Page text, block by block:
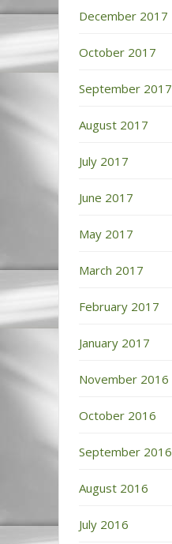
December 2017
October 2017
September 2017
August 2017
July 2017
June 2017
May 2017
March 2017
February 2017
January 2017
November 2016
October 2016
September 2016
August 2016
July 2016